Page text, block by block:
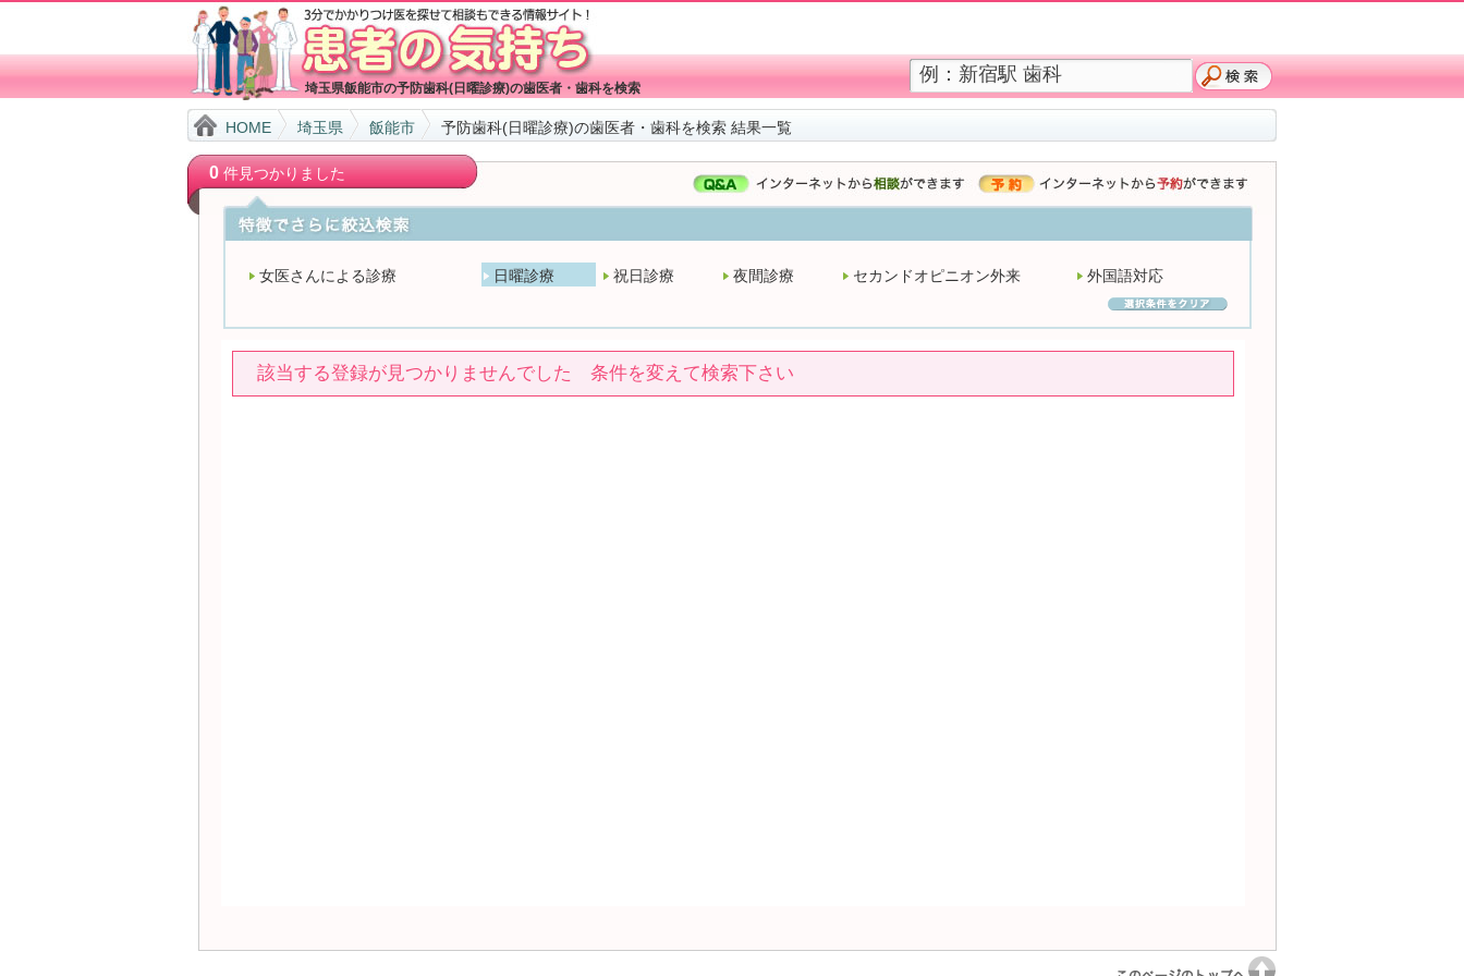
埼玉県飯能市の予防歯科(日曜診療)の歯医者・歯科を検索
HOME 埼玉県 飯能市 予防歯科(日曜診療)の歯医者・歯科を検索 結果一覧
0件見つかりました
女医さんによる診療 日曜診療 祝日診療 夜間診療 セカンドオピニオン外来 外国語対応
該当する登録が見つかりませんでした 条件を変えて検索下さい